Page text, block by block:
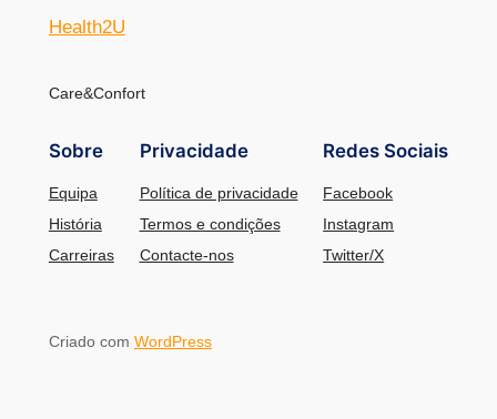
Health2U
Care&Confort
Sobre
Equipa
História
Carreiras
Privacidade
Política de privacidade
Termos e condições
Contacte-nos
Redes Sociais
Facebook
Instagram
Twitter/X
Criado com WordPress